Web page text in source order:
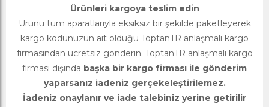
Ürünleri kargoya teslim edin
Ürünü tüm aparatlarıyla eksiksiz bir şekilde paketleyerek
kargo kodunuzun ait olduğu ToptanTR anlaşmalı kargo
firmasından ücretsiz gönderin. ToptanTR anlaşmalı kargo
firması dışında başka bir kargo firması ile gönderim
yaparsanız iadeniz gerçekeleştirilemez.
İadeniz onaylanır ve iade talebiniz yerine getirilir